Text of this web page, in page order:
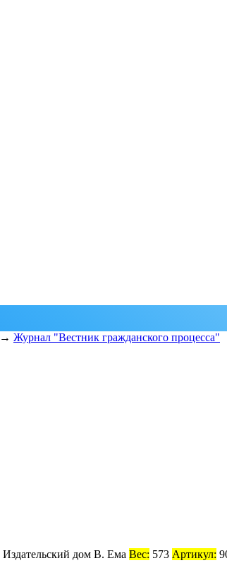
→ Журнал "Вестник гражданского процесса"
Издательский дом В. Ема Вес: 573 Артикул: